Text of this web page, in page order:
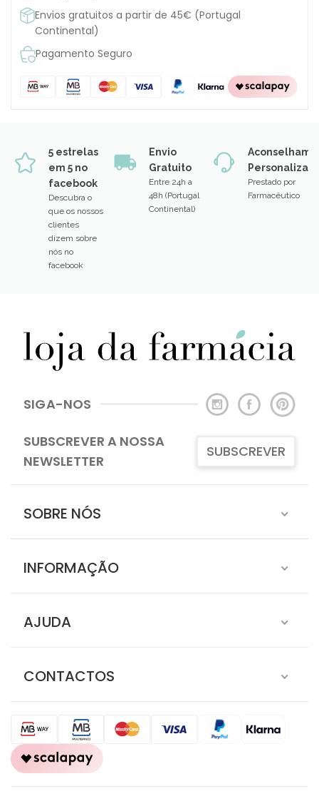
Envios gratuitos a partir de 45€ (Portugal
Continental)
Pagamento Seguro
5 estrelas
em 5 no
facebook
Descubra o
que os nossos
clientes
dizem sobre
nós no
facebook
Envio
Gratuito
Entre 24h a
48h (Portugal
Continental)
Prestado por
Farmacêutico
SIGA-NOS
SUBSCREVER A NOSSA
NEWSLETTER
SUBSCREVER
SOBRE NÓS
INFORMAÇÃO
AJUDA
CONTACTOS